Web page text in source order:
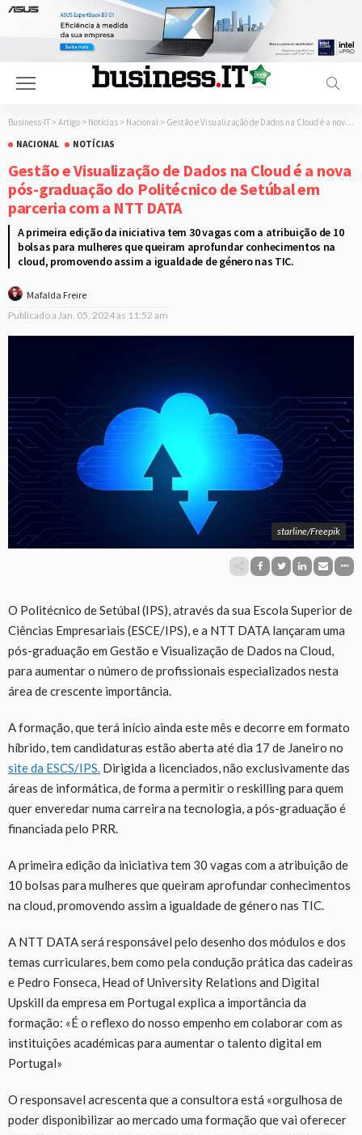
Business-IT > Artigo > Notícias > Nacional > Gestão e Visualização de Dados na Cloud é a nova pós-graduação do Politécnico de Setúbal em parceria com a NTT DATA
NACIONAL
NOTÍCIAS
Gestão e Visualização de Dados na Cloud é a nova
pós-graduação do Politécnico de Setúbal em
parceria com a NTT DATA
A primeira edição da iniciativa tem 30 vagas com a atribuição de 10
bolsas para mulheres que queiram aprofundar conhecimentos na
cloud, promovendo assim a igualdade de género nas TIC.
Mafalda Freire
Publicado a Jan. 05, 2024 às 11:52 am
starline/Freepik
O Politécnico de Setúbal (IPS), através da sua Escola Superior de
Ciências Empresariais (ESCE/IPS), e a NTT DATA lançaram uma
pós-graduação em Gestão e Visualização de Dados na Cloud,
para aumentar o número de profissionais especializados nesta
área de crescente importância.
A formação, que terá início ainda este mês e decorre em formato
híbrido, tem candidaturas estão aberta até dia 17 de Janeiro no
site da ESCS/IPS. Dirigida a licenciados, não exclusivamente das
áreas de informática, de forma a permitir o reskilling para quem
quer enveredar numa carreira na tecnologia, a pós-graduação é
financiada pelo PRR.
A primeira edição da iniciativa tem 30 vagas com a atribuição de
10 bolsas para mulheres que queiram aprofundar conhecimentos
na cloud, promovendo assim a igualdade de género nas TIC.
A NTT DATA será responsável pelo desenho dos módulos e dos
temas curriculares, bem como pela condução prática das cadeiras
e Pedro Fonseca, Head of University Relations and Digital
Upskill da empresa em Portugal explica a importância da
formação: «É o reflexo do nosso empenho em colaborar com as
instituições académicas para aumentar o talento digital em
Portugal»
O responsavel acrescenta que a consultora está «orgulhosa de
poder disponibilizar ao mercado uma formação que vai oferecer